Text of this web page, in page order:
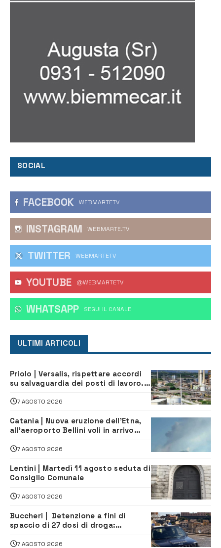
SOCIAL
FACEBOOK WEBMARTETV
INSTAGRAM WEBMARTE.TV
TWITTER WEBMARTETV
YOUTUBE @WEBMARTETV
WHATSAPP ‎SEGUI IL CANALE
ULTIMI ARTICOLI
Priolo | Versalis, rispettare accordi
su salvaguardia dei posti di lavoro. Il
7 AGOSTO 2026
Catania | Nuova eruzione dell’Etna,
all’aeroporto Bellini voli in arrivo
7 AGOSTO 2026
Lentini | Martedì 11 agosto seduta di
Consiglio Comunale
7 AGOSTO 2026
Buccheri | Detenzione a fini di
spaccio di 27 dosi di droga:
7 AGOSTO 2026